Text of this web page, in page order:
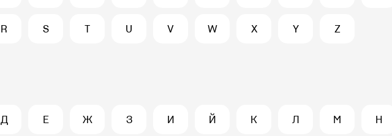
R S T U V W X Y Z
Д Е Ж З И Й К Л М Н